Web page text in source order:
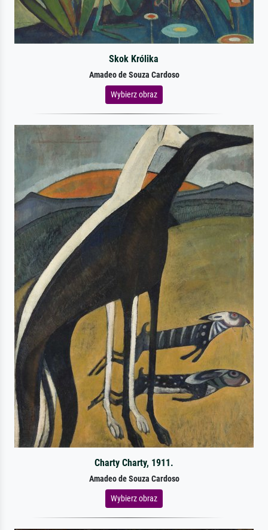
Skok Królika
Amadeo de Souza Cardoso
Wybierz obraz
Charty Charty, 1911.
Amadeo de Souza Cardoso
Wybierz obraz